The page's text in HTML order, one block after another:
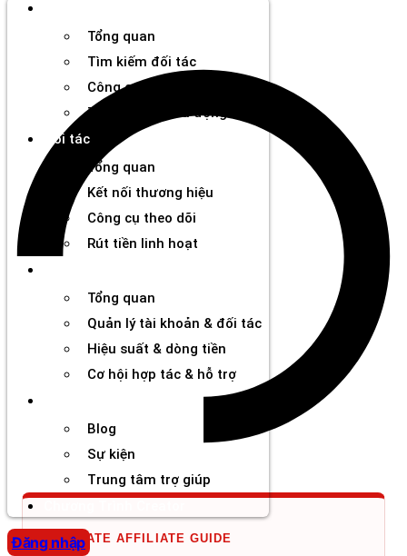
Tổng quan
Tìm kiếm đối tác
Công cụ phân tích
Thanh toán chủ động
Đối tác
Tổng quan
Kết nối thương hiệu
Công cụ theo dõi
Rút tiền linh hoạt
Tổng quan
Quản lý tài khoản & đối tác
Hiệu suất & dòng tiền
Cơ hội hợp tác & hỗ trợ
Blog
Sự kiện
Trung tâm trợ giúp
Đăng nhậpPERMATE AFFILIATE GUIDE